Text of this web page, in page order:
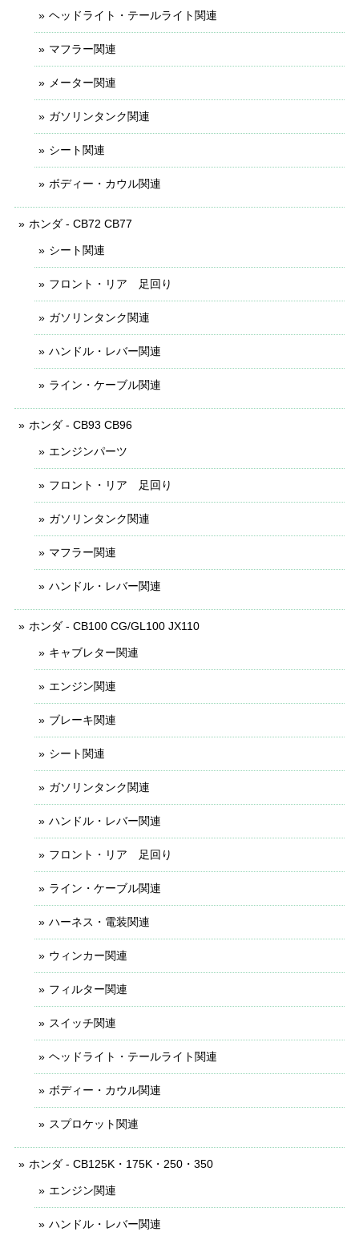
ヘッドライト・テールライト関連
マフラー関連
メーター関連
ガソリンタンク関連
シート関連
ボディー・カウル関連
ホンダ - CB72 CB77
シート関連
フロント・リア 足回り
ガソリンタンク関連
ハンドル・レバー関連
ライン・ケーブル関連
ホンダ - CB93 CB96
エンジンパーツ
フロント・リア 足回り
ガソリンタンク関連
マフラー関連
ハンドル・レバー関連
ホンダ - CB100 CG/GL100 JX110
キャブレター関連
エンジン関連
ブレーキ関連
シート関連
ガソリンタンク関連
ハンドル・レバー関連
フロント・リア 足回り
ライン・ケーブル関連
ハーネス・電装関連
ウィンカー関連
フィルター関連
スイッチ関連
ヘッドライト・テールライト関連
ボディー・カウル関連
スプロケット関連
ホンダ - CB125K・175K・250・350
エンジン関連
ハンドル・レバー関連